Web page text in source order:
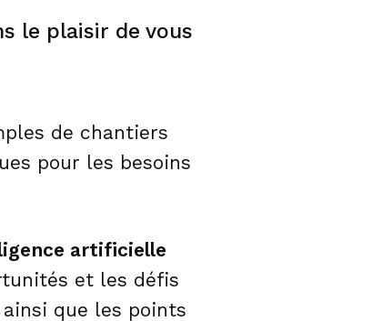
le plaisir de vous
de chantiers
pour les besoins
artificielle
et les défis
que les points